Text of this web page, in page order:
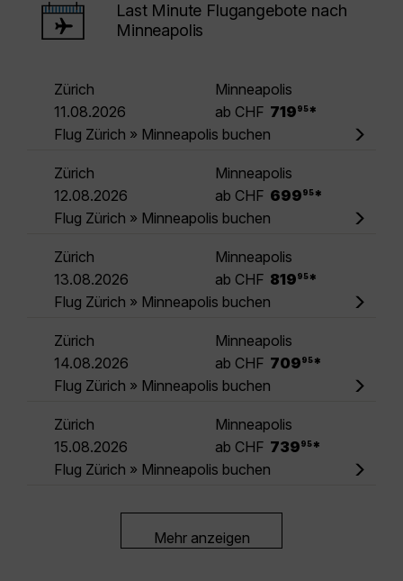
Last Minute Flugangebote nach
Minneapolis
Zürich
Minneapolis
11.08.2026
ab CHF 719 95 *
Flug Zürich » Minneapolis buchen
Zürich
Minneapolis
12.08.2026
ab CHF 699 95 *
Flug Zürich » Minneapolis buchen
Zürich
Minneapolis
13.08.2026
ab CHF 819 95 *
Flug Zürich » Minneapolis buchen
Zürich
Minneapolis
14.08.2026
ab CHF 709 95 *
Flug Zürich » Minneapolis buchen
Zürich
Minneapolis
15.08.2026
ab CHF 739 95 *
Flug Zürich » Minneapolis buchen
Mehr anzeigen